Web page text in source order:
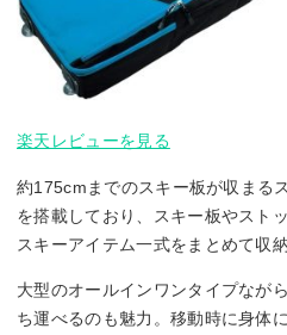
楽天レビューを見る
約175cmまでのスキー板が収まる
を搭載しており、スキー板やスト
スキーアイテム一式をまとめて収
大型のオールインワンタイプなが
ち運べるのも魅力。移動時に身体